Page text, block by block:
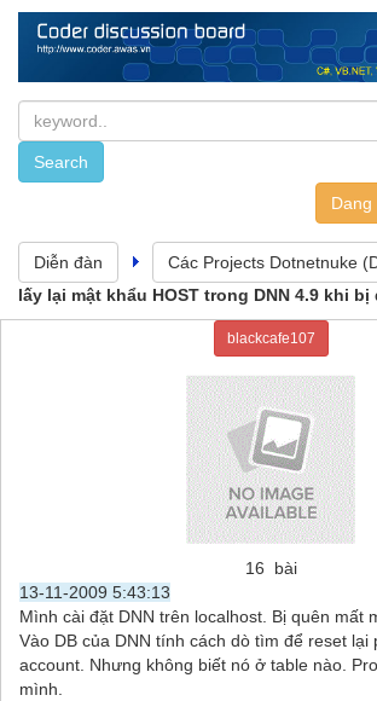
Dang
Diễn đàn Các Projects Dotnetnuke
lấy lại mật khẩu HOST trong DNN 4.9 khi bị
blackcafe107
16 bài
13-11-2009 5:43:13
Mình cài đặt DNN trên localhost. Bị quên mất
Vào DB của DNN tính cách dò tìm để reset lại
account. Nhưng không biết nó ở table nào.
mình.